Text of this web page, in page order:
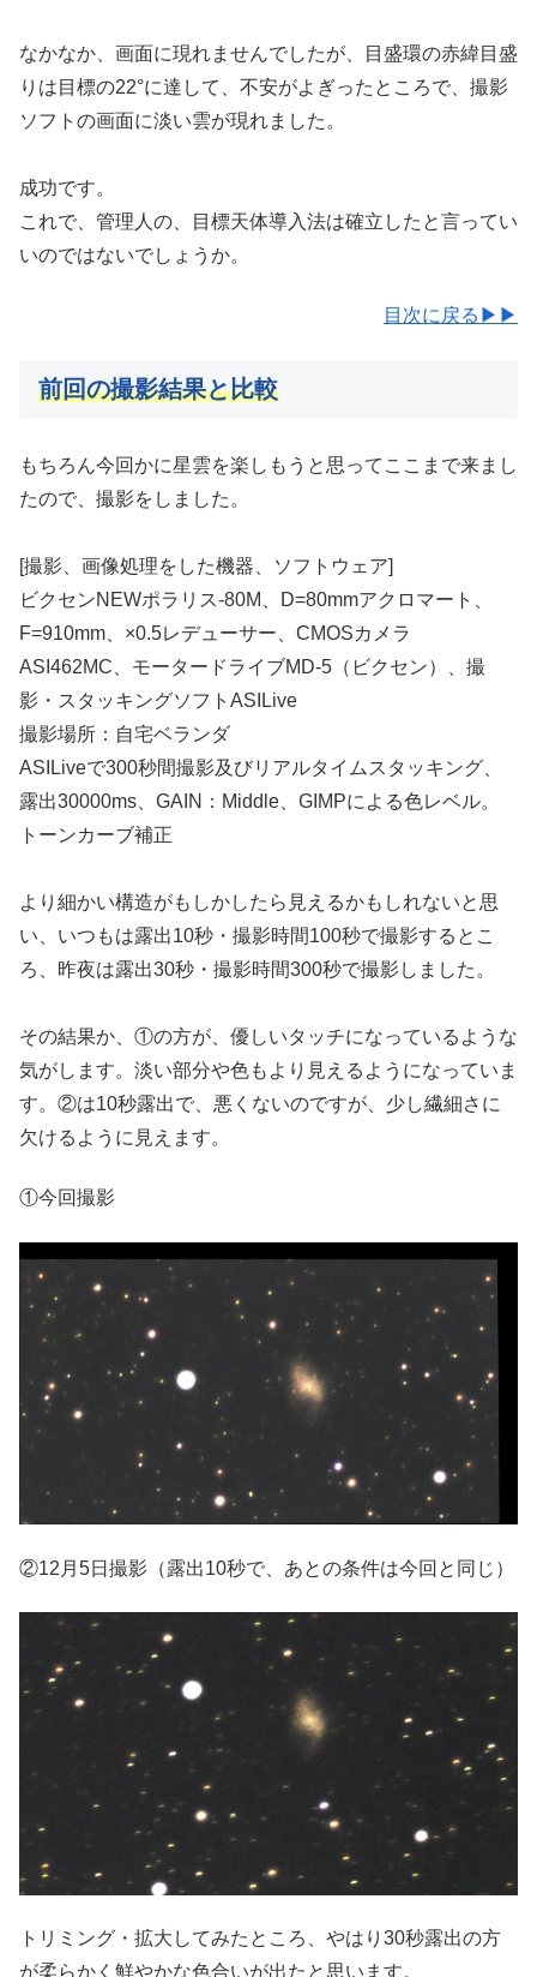
なかなか、画面に現れませんでしたが、目盛環の赤緯目盛
りは目標の22°に達して、不安がよぎったところで、撮影
ソフトの画面に淡い雲が現れました。
成功です。
これで、管理人の、目標天体導入法は確立したと言ってい
いのではないでしょうか。
目次に戻る▶▶
前回の撮影結果と比較
もちろん今回かに星雲を楽しもうと思ってここまで来まし
たので、撮影をしました。
[撮影、画像処理をした機器、ソフトウェア]
ビクセンNEWポラリス-80M、D=80mmアクロマート、
F=910mm、×0.5レデューサー、CMOSカメラ
ASI462MC、モータードライブMD-5（ビクセン）、撮
影・スタッキングソフトASILive
撮影場所：自宅ベランダ
ASILiveで300秒間撮影及びリアルタイムスタッキング、
露出30000ms、GAIN：Middle、GIMPによる色レベル。
トーンカーブ補正
より細かい構造がもしかしたら見えるかもしれないと思
い、いつもは露出10秒・撮影時間100秒で撮影するとこ
ろ、昨夜は露出30秒・撮影時間300秒で撮影しました。
その結果か、①の方が、優しいタッチになっているような
気がします。淡い部分や色もより見えるようになっていま
す。②は10秒露出で、悪くないのですが、少し繊細さに
欠けるように見えます。
①今回撮影
②12月5日撮影（露出10秒で、あとの条件は今回と同じ）
トリミング・拡大してみたところ、やはり30秒露出の方
が柔らかく鮮やかな色合いが出たと思います。